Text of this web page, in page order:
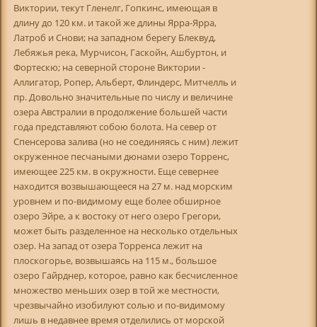
Виктории, текут Гленелг, Гопкинс, имеющая в
длину до 120 км. и такой же длины Ярра-Ярра,
Латроб и Снови; на западном берегу Блеквуд,
Лебяжья река, Мурчисон, Гаскойн, Ашбуртон, и
Фортескю; на северной стороне Виктории -
Аллигатор, Ропер, Альберт, Флиндерс, Митчелль и
пр. Довольно значительные по числу и величине
озера Австралии в продолжение большей части
года представляют собою болота. На север от
Спенсерова залива (но не соединяясь с ним) лежит
окруженное песчаными дюнами озеро Торренс,
имеющее 225 км. в окружности. Еще севернее
находится возвышающееся на 27 м. над морским
уровнем и по-видимому еще более обширное
озеро Эйре, а к востоку от него озеро Грегори,
может быть разделенное на несколько отдельных
озер. На запад от озера Торренса лежит на
плоскогорье, возвышаясь на 115 м., большое
озеро Гайрднер, которое, равно как бесчисленное
множество меньших озер в той же местности,
чрезвычайно изобилуют солью и по-видимому
лишь в недавнее время отделились от морской